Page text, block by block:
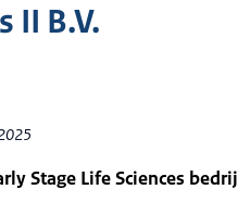
II B.V.
Stage Life Sciences